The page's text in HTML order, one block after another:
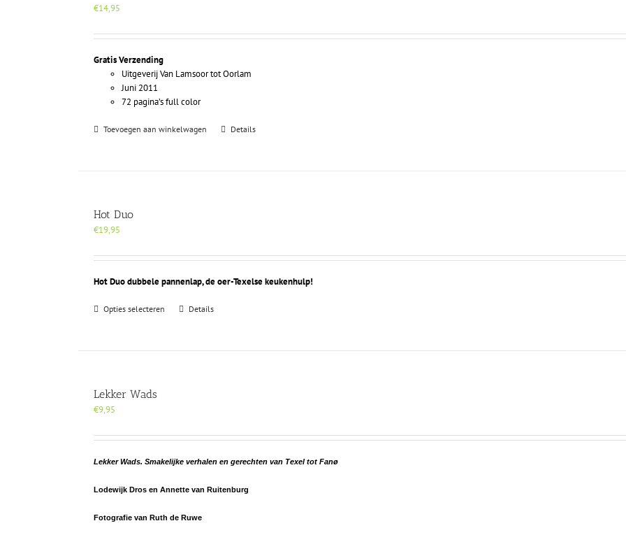
€14,95
Gratis Verzending
Uitgeverij Van Lamsoor tot Oorlam
Juni 2011
72 pagina’s full color
Toevoegen aan winkelwagen Details
Hot Duo
€19,95
Hot Duo dubbele pannenlap, de oer-Texelse keukenhulp!
Opties selecteren
Dit
worden
de
Details
Lekker Wads
€9,95
Lekker Wads. Smakelijke verhalen en gerechten van Texel tot Fanø
Lodewijk Dros en Annette van Ruitenburg
Fotografie van Ruth de Ruwe